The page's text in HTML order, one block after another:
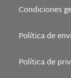
Condiciones
Política de
Política de